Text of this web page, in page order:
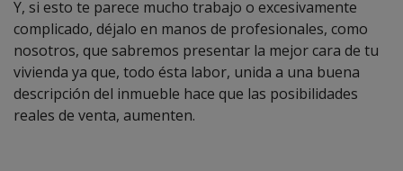
Y, si esto te parece mucho trabajo o excesivamente
complicado, déjalo en manos de profesionales, como
nosotros, que sabremos presentar la mejor cara de tu
vivienda ya que, todo ésta labor, unida a una buena
descripción del inmueble hace que las posibilidades
reales de venta, aumenten.